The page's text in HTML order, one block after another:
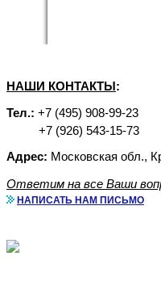
НАШИ КОНТАКТЫ:
Тел.: +7 (495) 908-99-23
+7 (926) 543-15-73
Адрес: Московская обл.,
Ответим на все Ваши
НАПИСАТЬ НАМ ПИСЬМО